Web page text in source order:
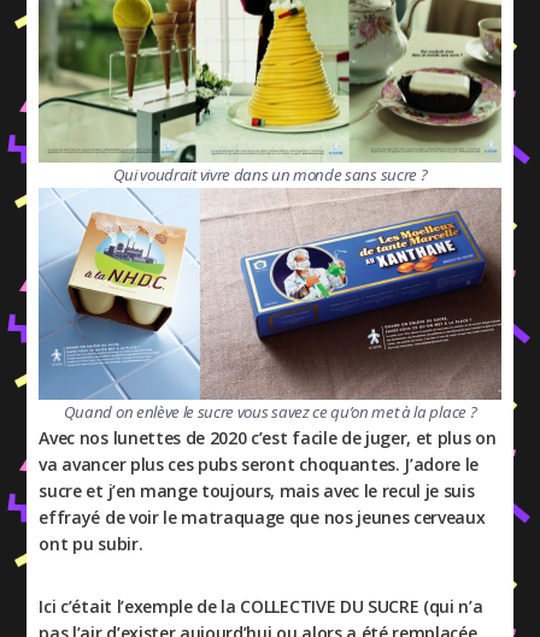
Qui voudrait vivre dans un monde sans sucre ?
Quand on enlève le sucre vous savez ce qu’on met à la place ?
Avec nos lunettes de 2020 c’est facile de juger, et plus on
va avancer plus ces pubs seront choquantes. J’adore le
sucre et j’en mange toujours, mais avec le recul je suis
effrayé de voir le matraquage que nos jeunes cerveaux
ont pu subir.
Ici c’était l’exemple de la COLLECTIVE DU SUCRE (qui n’a